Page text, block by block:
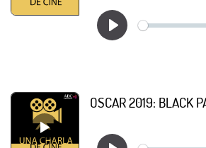
OSCAR 2019: BLACK